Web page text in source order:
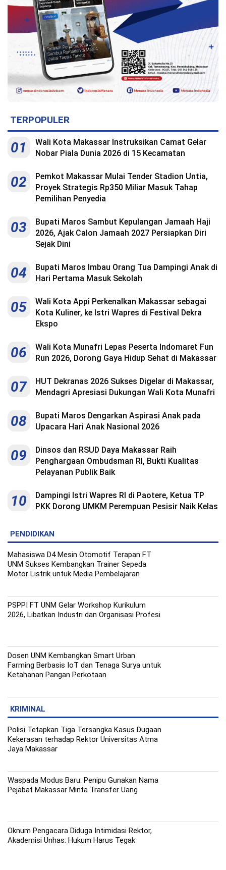
TERPOPULER
01
Wali Kota Makassar Instruksikan Camat Gelar
Nobar Piala Dunia 2026 di 15 Kecamatan
02
Pemkot Makassar Mulai Tender Stadion Untia,
Proyek Strategis Rp350 Miliar Masuk Tahap
Pemilihan Penyedia
03
Bupati Maros Sambut Kepulangan Jamaah Haji
2026, Ajak Calon Jamaah 2027 Persiapkan Diri
Sejak Dini
04
Bupati Maros Imbau Orang Tua Dampingi Anak di
Hari Pertama Masuk Sekolah
05
Wali Kota Appi Perkenalkan Makassar sebagai
Kota Kuliner, ke Istri Wapres di Festival Dekra
Ekspo
06
Wali Kota Munafri Lepas Peserta Indomaret Fun
Run 2026, Dorong Gaya Hidup Sehat di Makassar
07
HUT Dekranas 2026 Sukses Digelar di Makassar,
Mendagri Apresiasi Dukungan Wali Kota Munafri
08
Bupati Maros Dengarkan Aspirasi Anak pada
Upacara Hari Anak Nasional 2026
09
Dinsos dan RSUD Daya Makassar Raih
Penghargaan Ombudsman RI, Bukti Kualitas
Pelayanan Publik Baik
10
Dampingi Istri Wapres RI di Paotere, Ketua TP
PKK Dorong UMKM Perempuan Pesisir Naik Kelas
PENDIDIKAN
Mahasiswa D4 Mesin Otomotif Terapan FT
UNM Sukses Kembangkan Trainer Sepeda
Motor Listrik untuk Media Pembelajaran
PSPPI FT UNM Gelar Workshop Kurikulum
2026, Libatkan Industri dan Organisasi Profesi
Dosen UNM Kembangkan Smart Urban
Farming Berbasis IoT dan Tenaga Surya untuk
Ketahanan Pangan Perkotaan
KRIMINAL
Polisi Tetapkan Tiga Tersangka Kasus Dugaan
Kekerasan terhadap Rektor Universitas Atma
Jaya Makassar
Waspada Modus Baru: Penipu Gunakan Nama
Pejabat Makassar Minta Transfer Uang
Oknum Pengacara Diduga Intimidasi Rektor,
Akademisi Unhas: Hukum Harus Tegak